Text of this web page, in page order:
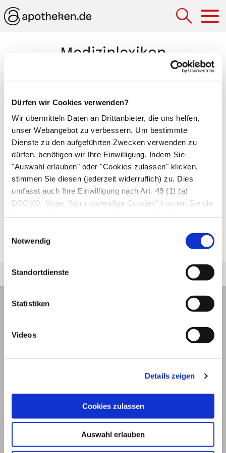
Dürfen wir Cookies verwenden?
Wir übermitteln Daten an Drittanbieter, die uns helfen,
unser Webangebot zu verbessern. Um bestimmte
Dienste zu den aufgeführten Zwecken verwenden zu
dürfen, benötigen wir Ihre Einwilligung. Indem Sie
"Auswahl erlauben" oder "Cookies zulassen" klicken,
stimmen Sie diesen (jederzeit widerruflich) zu. Dies
umfasst auch Ihre Einwilligung nach Art. 49 (1) (a)
DSGVO. Unter "Nur notwendige Cookies" können Sie die
Notwendig
Standortdienste
Statistiken
Videos
Details zeigen
Cookies zulassen
Auswahl erlauben
Medizinlexikon
Adrenalektomie
Chirurgische Entfernung einer oder beider
Nebennieren. DieeinseitigeAdrenalektomie
erfolgt bei hormonproduzierenden Tumoren (z.B.
Phäochromozytom) oder bei Verdacht auf eine
bösartige Nebennierenerkrankung. Bei
Nebennierenrinden-Unterfunktion(z.B.Morbus
Addison
) und Nebennierenrinden-Überfunktion
(z.B.Cushing-Syndrom) ist nur dann eine
ansprechen.
© 2026